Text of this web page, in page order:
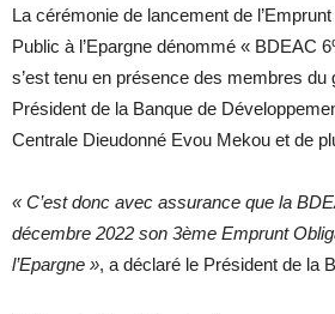
La cérémonie de lancement de
Public à l’Epargne dénommé « BDEAC
s’est tenu en présence des membres du
Président de la Banque de
Centrale Dieudonné Evou Mekou et de
« C’est donc avec assurance que la
décembre 2022 son 3ème Emprunt
l’Epargne », a déclaré le Président de la